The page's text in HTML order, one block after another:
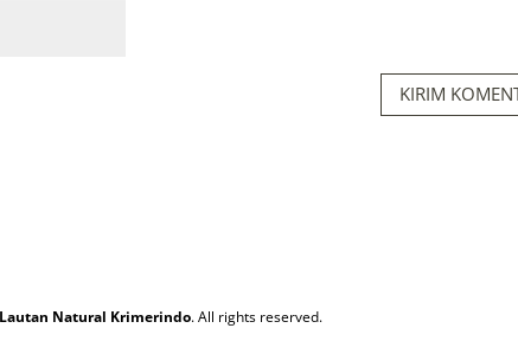
KIRIM
Lautan Natural Krimerindo. All rights reserved.